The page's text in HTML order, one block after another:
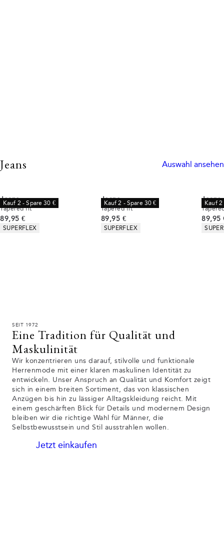
Jeans Auswahl ansehen
Kauf 2 - Spare 30 €
Jeans
Tapered fit
Preis
89,95 €
Produkteigenschaften
SUPERFLEX
Kauf 2 - Spare 30 €
Jeans
Tapered fit
Preis
89,95 €
Produkteigenschaften
SUPERFLEX
Kauf
Jeans
Preis
89,95
SEIT 1972
Eine Tradition für Qualität und
Maskulinität
Wir konzentrieren uns darauf, stilvolle und funktionale
Herrenmode mit einer klaren maskulinen Identität zu
entwickeln. Unser Anspruch an Qualität und Komfort zeigt
sich in einem breiten Sortiment, das von klassischen
Anzügen bis hin zu lässiger Alltagskleidung reicht. Mit
einem geschärften Blick für Details und modernem Design
bleiben wir die richtige Wahl für Männer, die
Selbstbewusstsein und Stil ausstrahlen wollen.
Jetzt einkaufen